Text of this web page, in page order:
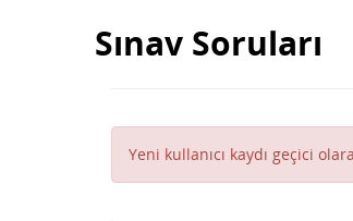
Sınav Soruları
Yeni kullanıcı kaydı geçici